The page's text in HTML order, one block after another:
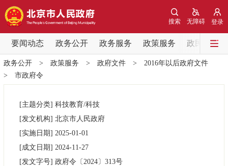
登录
无障碍
搜索
要闻动态 政务公开 政务服务 政策服务 政民互动
要闻动态
党中央精神 国务院信息 中央部委动态
各区热点
政务公开> 政策服务 > 政府文件> 2016年以后政府文件
> 市政府令
[主题分类] 科技教育/科技
[发文机构] 北京市人民政府
[实施日期] 2025-01-01
[成文日期] 2024-11-27
[发文字号] 政府令 〔2024〕 313号